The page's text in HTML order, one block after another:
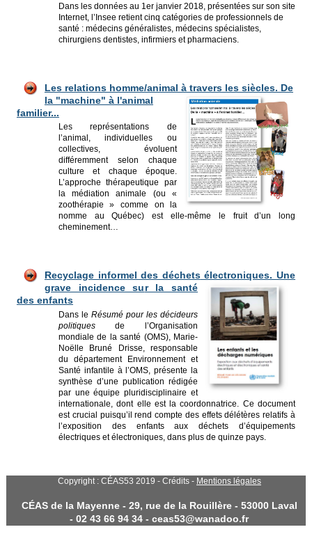
Dans les données au 1er janvier 2018, présentées sur son site
Internet, l’Insee retient cinq catégories de professionnels de
santé : médecins généralistes, médecins spécialistes,
chirurgiens dentistes, infirmiers et pharmaciens.
Les relations homme/animal à traversles siècles. De
la "machine" à l'animal
familier...
Les représentations de
l’animal, individuelles ou
collectives, évoluent
différemment selon chaque
culture et chaque époque.
L’approche thérapeutique par
la médiation animale (ou «
zoothérapie » comme on la
nomme au Québec) est elle-même le fruit d’un long
cheminement…
Recyclage informel des déchetsélectroniques. Une
grave incidence sur la santé
des enfants
Dans le Résumé pour les décideurs
politiquesde l’Organisation
mondiale de la santé (OMS), Marie-
Noëlle Bruné Drisse, responsable
du département Environnement et
Santé infantile à l’OMS, présente la
synthèse d’une publication rédigée
par une équipe pluridisciplinaire et
internationale, dont elle est la coordonnatrice. Ce document
est crucial puisqu’il rend compte des effets délétères relatifs à
l’exposition des enfants aux déchets d’équipements
électriques et électroniques, dans plus de quinze pays.
Copyright : CÉAS53 2019 - Crédits - Mentions légales
CÉAS de la Mayenne - 29, rue de la Rouillère - 53000 Laval
- 02 43 66 94 34 - ceas53@wanadoo.fr